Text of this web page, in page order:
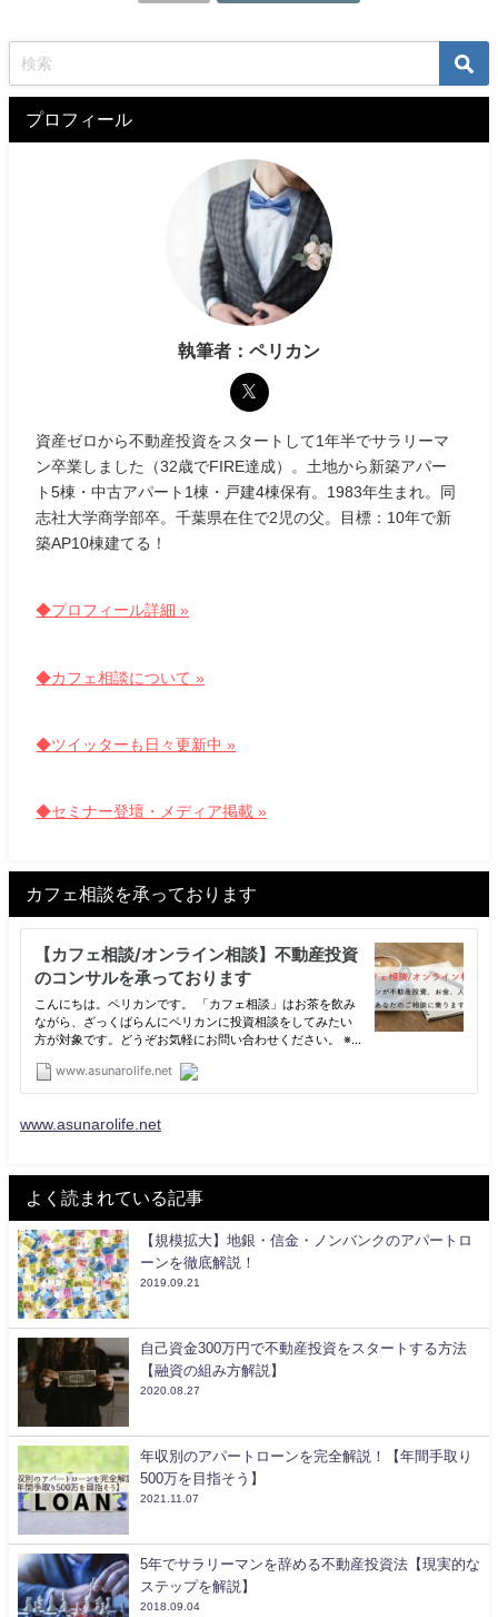
プロフィール
執筆者：ペリカン
資産ゼロから不動産投資をスタートして1年半でサラリーマ
ン卒業しました（32歳でFIRE達成）。土地から新築アパー
ト5棟・中古アパート1棟・戸建4棟保有。1983年生まれ。同
志社大学商学部卒。千葉県在住で2児の父。目標：10年で新
築AP10棟建てる！
◆プロフィール詳細 »
◆カフェ相談について »
◆ツイッターも日々更新中 »
◆セミナー登壇・メディア掲載 »
カフェ相談を承っております
www.asunarolife.net
よく読まれている記事
【規模拡大】地銀・信金・ノンバンクのアパートロ
ーンを徹底解説！
2019.09.21
自己資金300万円で不動産投資をスタートする方法
【融資の組み方解説】
2020.08.27
年収別のアパートローンを完全解説！【年間手取り
500万を目指そう】
2021.11.07
5年でサラリーマンを辞める不動産投資法【現実的な
ステップを解説】
2018.09.04